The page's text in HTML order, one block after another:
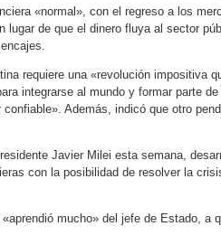
«normal», con el regreso a los
lugar de que el dinero fluya al sector
requiere una «revolución impositiva
integrarse al mundo y formar parte
Además, indicó que otro
Javier Milei esta semana,
con la posibilidad de resolver la
mucho» del jefe de Estado, a